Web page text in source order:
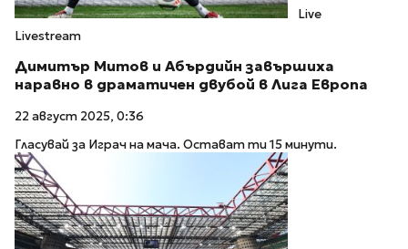
Live
Livestream
Димитър Митов и Абърдийн завършиха
наравно в драматичен двубой в Лига Европа
22 август 2025, 0:36
Гласувай за Играч на мача. Остават ти 15 минути.